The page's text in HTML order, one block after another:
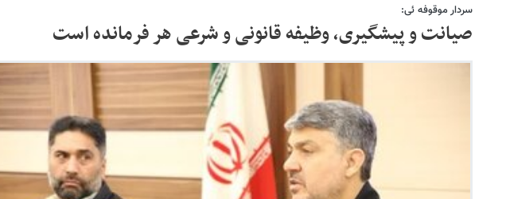
سردار موقوفه ئی:
صیانت و پیشگیری، وظیفه قانونی و شرعی هر فرمانده است